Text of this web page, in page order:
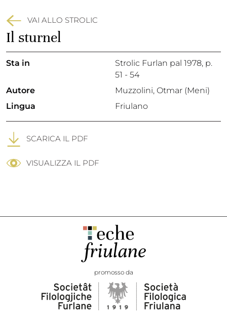
VAI ALLO STROLIC
Il sturnel
Sta in Strolic Furlan pal 1978, p.
51 - 54
Autore
Muzzolini, Otmar (Meni)
Lingua
Friulano
SCARICA IL PDF
VISUALIZZA IL PDF
promosso da